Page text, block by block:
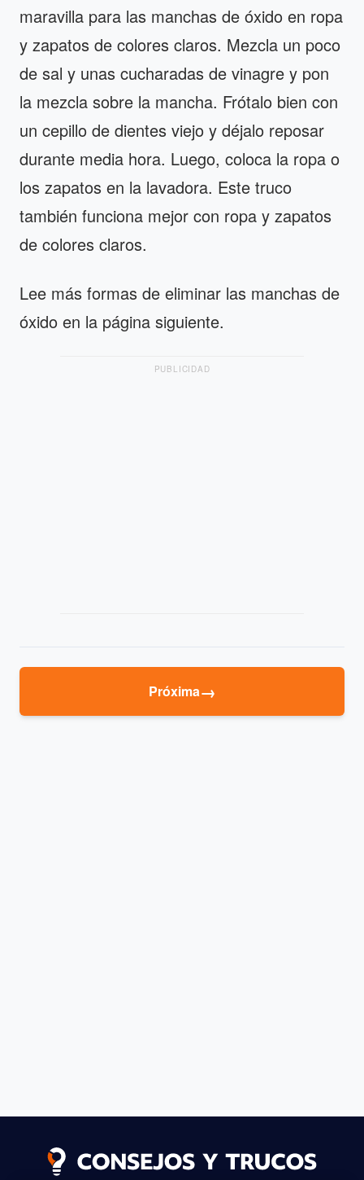
maravilla para las manchas de óxido en ropa
y zapatos de colores claros. Mezcla un poco
de sal y unas cucharadas de vinagre y pon
la mezcla sobre la mancha. Frótalo bien con
un cepillo de dientes viejo y déjalo reposar
durante media hora. Luego, coloca la ropa o
los zapatos en la lavadora. Este truco
también funciona mejor con ropa y zapatos
de colores claros.
Lee más formas de eliminar las manchas de
óxido en la página siguiente.
PUBLICIDAD
Próxima→